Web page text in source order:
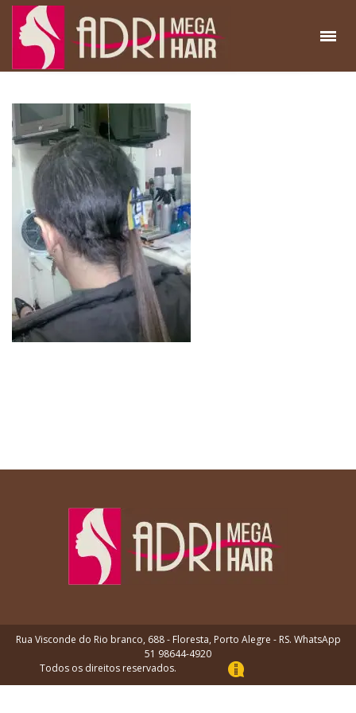
Rua Visconde do Rio branco, 688 - Floresta, Porto Alegre - RS. WhatsApp
51 98644-4920
Todos os direitos reservados.